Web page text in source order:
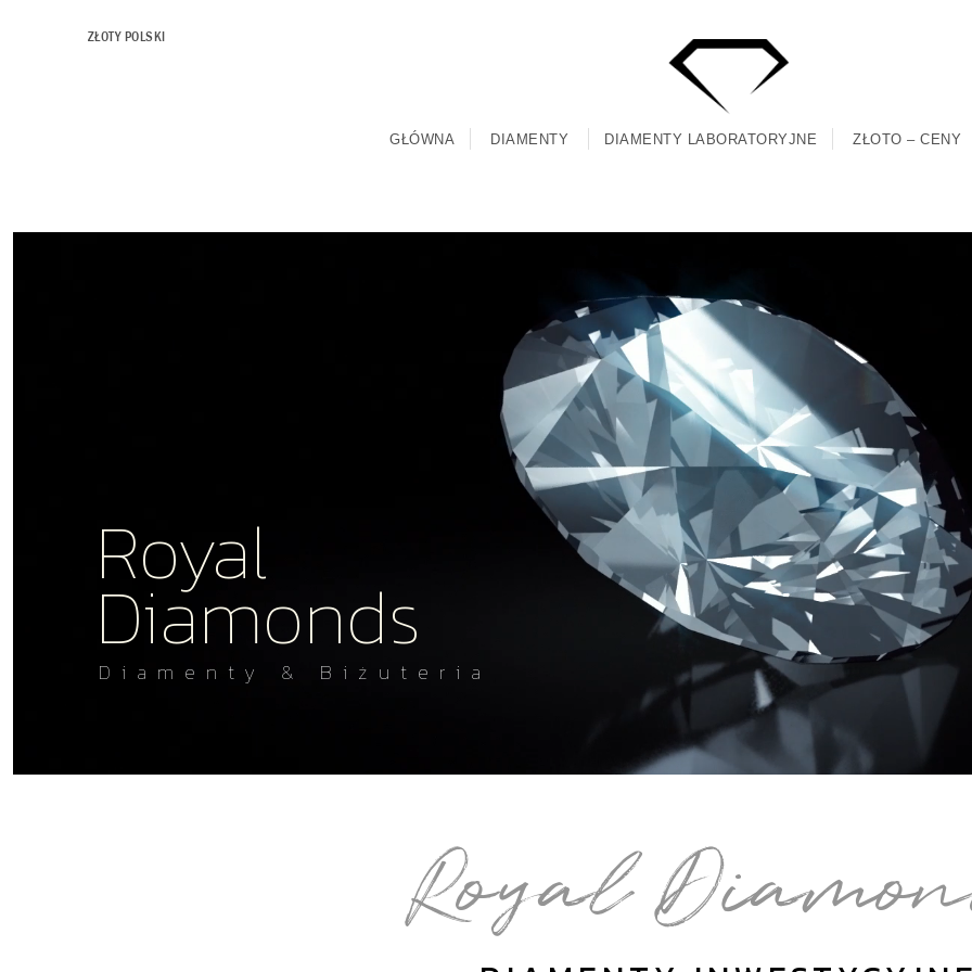
ZŁOTY POLSKI
GŁÓWNA DIAMENTY DIAMENTY LABORATORYJNE ZŁOTO – CENY
Royal
Diamonds
Diamenty & Biżuteria
Royal